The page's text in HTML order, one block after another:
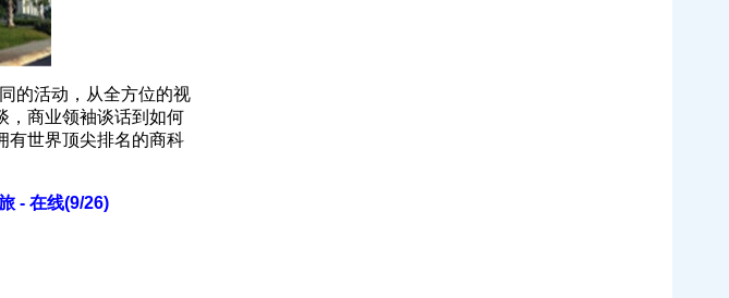
的活动，从全方位的视
，商业领袖谈话到如何
有世界顶尖排名的商科
- 在线(9/26)